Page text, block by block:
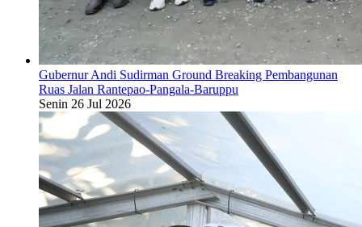
Gubernur Andi Sudirman Ground Breaking Pembangunan
Ruas Jalan Rantepao-Pangala-Baruppu
Senin 26 Jul 2026